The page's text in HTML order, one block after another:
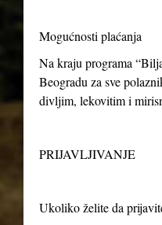
Mogućnosti plaćanja
Na kraju programa
Beogradu za sve
divljim, lekovitim i
PRIJAVLJIVANJE
Ukoliko želite da